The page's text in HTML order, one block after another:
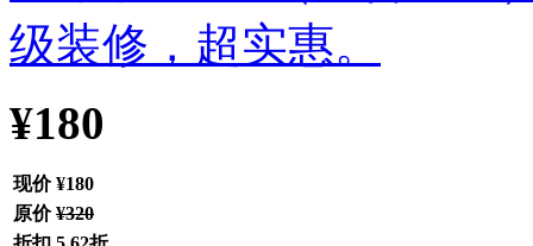
¥180
现价 ¥180
原价 ¥320